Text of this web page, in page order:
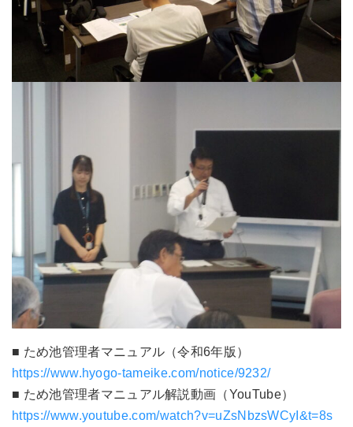
■ ため池管理者マニュアル（令和6年版）
https://www.hyogo-tameike.com/notice/9232/
■ ため池管理者マニュアル解説動画（YouTube）
https://www.youtube.com/watch?v=uZsNbzsWCyI&t=8s